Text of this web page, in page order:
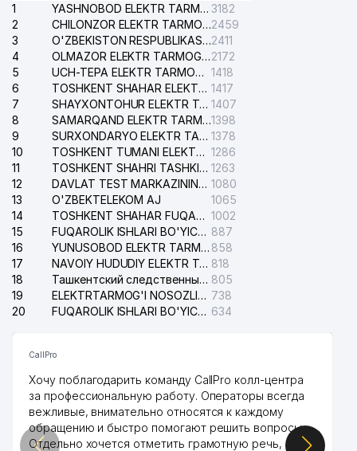
1
YASHNOBOD ELEKTR TARMOG'I NOSOZLIKLARI XIZMATI 3182
2
CHILONZOR ELEKTR TARMOG'I NOSOZLIK XIZMATI2459
3
O'ZBEKISTON RESPUBLIKASI BOSH PROKURATURASI ISHONCH TELEFONI2411
4
OLMAZOR ELEKTR TARMOG'I NOSOZLIKLARI XIZMATI2172
5
UCH-TEPA ELEKTR TARMOG'I NOSOZLIKLARI XIZMATI 1418
6
TOSHKENT SHAHAR ELEKTR TARMOQLARI KORXONASI AJ 1417
7
SHAYXONTOHUR ELEKTR TARMOG'I NOSOZLIKLARINI TUZATISH XIZMATI 1407
8
SAMARQAND ELEKTR TARMOQLARI AJ1398
9
SURXONDARYO ELEKTR TARMOQLARI AJ 1378
10
TOSHKENT TUMANI ELEKTR TARMOG'I AVARIYA XIZMATI 1286
11
TOSHKENT SHAHRI TASHKILOT TELEFONLARI HAQIDA MA'LUMOT BYUROSI 1263
12
DAVLAT TEST MARKAZINING ISHONCH TELEFONLARI 1080
13
O'ZBEKTELEKOM AJ
1065
14
TOSHKENT SHAHAR FUQAROLIK ISHLARI BO'YICHA SUDI 1002
15
FUQAROLIK ISHLARI BO'YICHA YAKKASAROY TUMANLARARO SUDI 887
16
YUNUSOBOD ELEKTR TARMOG'I NOSOZLIKLARI XIZMATI 858
17
NAVOIY HUDUDIY ELEKTR TARMOQLARI KORXONASI AJ 818
18
Ташкентский следственный изолятор 805
19
ELEKTRTARMOG'I NOSOZLIKLARINI TO'ZATISH SERGELI XIZMATI 738
20
FUQAROLIK ISHLARI BO'YICHA UCH-TEPA TUMANI SUDI 634
CallPro
Хочу поблагодарить команду CallPro колл-центра
за профессиональную работу. Операторы всегда
вежливые, внимательно относятся к каждому
обращению и быстро помогают решить вопросы.
Отдельно хочется отметить грамотную речь,